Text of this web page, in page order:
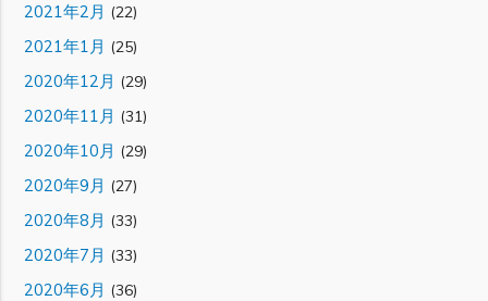
2021年2月 (22)
2021年1月 (25)
2020年12月 (29)
2020年11月 (31)
2020年10月 (29)
2020年9月 (27)
2020年8月 (33)
2020年7月 (33)
2020年6月 (36)